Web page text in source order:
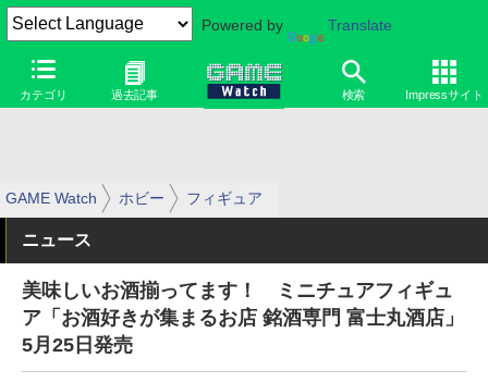
Powered by Translate
カテゴリ 過去記事 検索 Impressサイト
GAME Watch ホビー フィギュア
ニュース
美味しいお酒揃ってます！ ミニチュアフィギュ
ア「お酒好きが集まるお店 銘酒専門 富士丸酒店」
5月25日発売